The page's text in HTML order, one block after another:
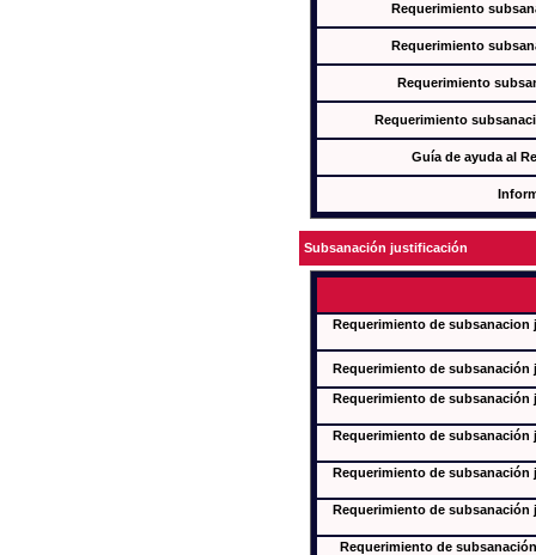
Requerimiento
Requerimiento
Requerimiento
Requerimiento
Guía de ayuda al
Subsanación justificación
Requerimiento de
Requerimiento de subsanación
Requerimiento de
Requerimiento de
Requerimiento de
Requerimiento de
Requerimiento de